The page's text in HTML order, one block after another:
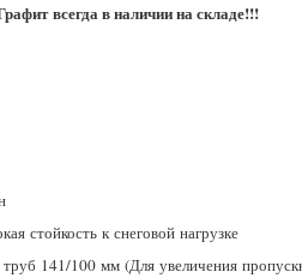
всегда в наличии на складе!!!
стойкость к снеговой нагрузке
141/100 мм (Для увеличения